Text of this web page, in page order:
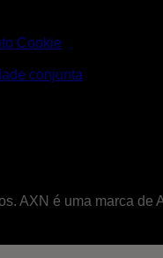
Cookie
conjunta
AXN é uma marca de